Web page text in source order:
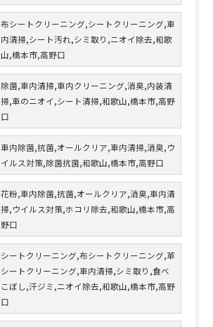
布シートクリーニング,シートクリーニング,車
内清掃,シート汚れ,シミ取り,ニオイ除去,和歌
山,橋本市,高野口
除菌,車内清掃,車内クリーニング,消臭,内装清
掃,車のニオイ,シート清掃,和歌山,橋本市,高野
口
車内除菌,抗菌,オールクリア,車内清掃,消臭,ウ
イルス対策,除菌抗菌,和歌山,橋本市,高野口
花粉,車内除菌,抗菌,オールクリア,消臭,車内清
掃,ウイルス対策,ホコリ除去,和歌山,橋本市,高
野口
シートクリーニング,布シートクリーニング,革
シートクリーニング,車内清掃,シミ取り,食べ
こぼし,汗ジミ,ニオイ除去,和歌山,橋本市,高野
口